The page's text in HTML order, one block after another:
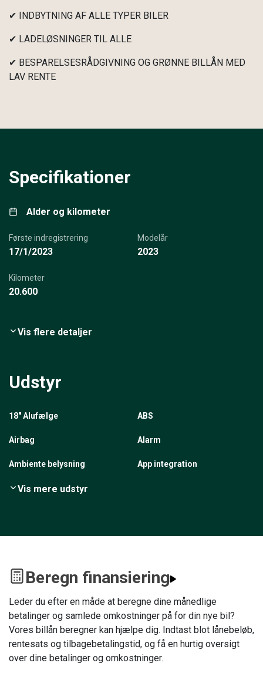
✔ INDBYTNING AF ALLE TYPER BILER
✔ LADELØSNINGER TIL ALLE
✔ BESPARELSESRÅDGIVNING OG GRØNNE BILLÅN MED
LAV RENTE
Specifikationer
Alder og kilometer
Første indregistrering
17/1/2023
Modelår
2023
Kilometer
20.600
Vis flere detaljer
Udstyr
18" Alufælge ABS
Airbag Alarm
Ambiente belysning App integration
Vis mere udstyr
Beregn finansiering
Leder du efter en måde at beregne dine månedlige
betalinger og samlede omkostninger på for din nye bil?
Vores billån beregner kan hjælpe dig. Indtast blot lånebeløb,
rentesats og tilbagebetalingstid, og få en hurtig oversigt
over dine betalinger og omkostninger.